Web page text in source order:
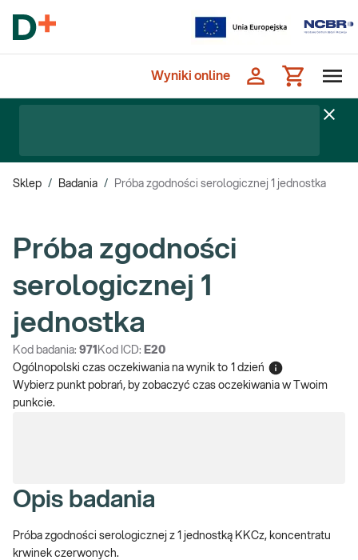
Wyniki online
Sklep / Badania / Próba zgodności serologicznej 1 jednostka
Próba zgodności
serologicznej 1
jednostka
Kod badania: 971 Kod ICD: E20
Ogólnopolski czas oczekiwania na wynik to 1 dzień
Wybierz punkt pobrań, by zobaczyć czas oczekiwania w Twoim
punkcie.
Opis badania
Próba zgodności serologicznej z 1 jednostką KKCz, koncentratu
krwinek czerwonych.